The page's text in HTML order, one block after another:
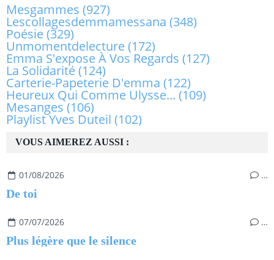
VOUS AIMEREZ AUSSI :
01/08/2026 …
De toi
07/07/2026 …
Plus légère que le silence
Mesgammes (927)
Lescollagesdemmamessana (348)
Poésie(329)
Unmomentdelecture(172)
Emma S'expose À Vos Regards (127)
La Solidarité(124)
Carterie-Papeterie D'emma (122)
Heureux Qui Comme Ulysse... (109)
Mesanges (106)
Playlist Yves Duteil (102)